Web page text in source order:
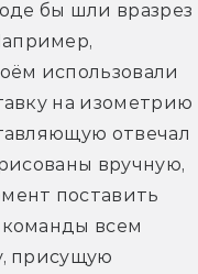
бы шли вразрез
использовали
на изометрию
отвечал
вручную,
поставить
всем
присущую